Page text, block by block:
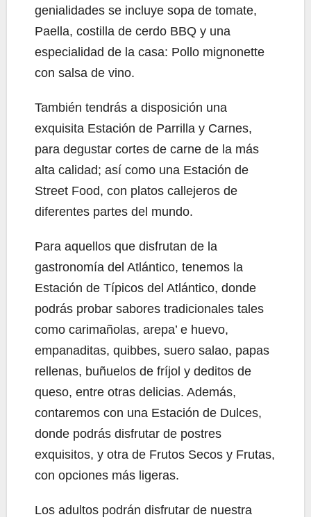
genialidades se incluye sopa de tomate,
Paella, costilla de cerdo BBQ y una
especialidad de la casa: Pollo mignonette
con salsa de vino.
También tendrás a disposición una
exquisita Estación de Parrilla y Carnes,
para degustar cortes de carne de la más
alta calidad; así como una Estación de
Street Food, con platos callejeros de
diferentes partes del mundo.
Para aquellos que disfrutan de la
gastronomía del Atlántico, tenemos la
Estación de Típicos del Atlántico, donde
podrás probar sabores tradicionales tales
como carimañolas, arepa’ e huevo,
empanaditas, quibbes, suero salao, papas
rellenas, buñuelos de fríjol y deditos de
queso, entre otras delicias. Además,
contaremos con una Estación de Dulces,
donde podrás disfrutar de postres
exquisitos, y otra de Frutos Secos y Frutas,
con opciones más ligeras.
Los adultos podrán disfrutar de nuestra